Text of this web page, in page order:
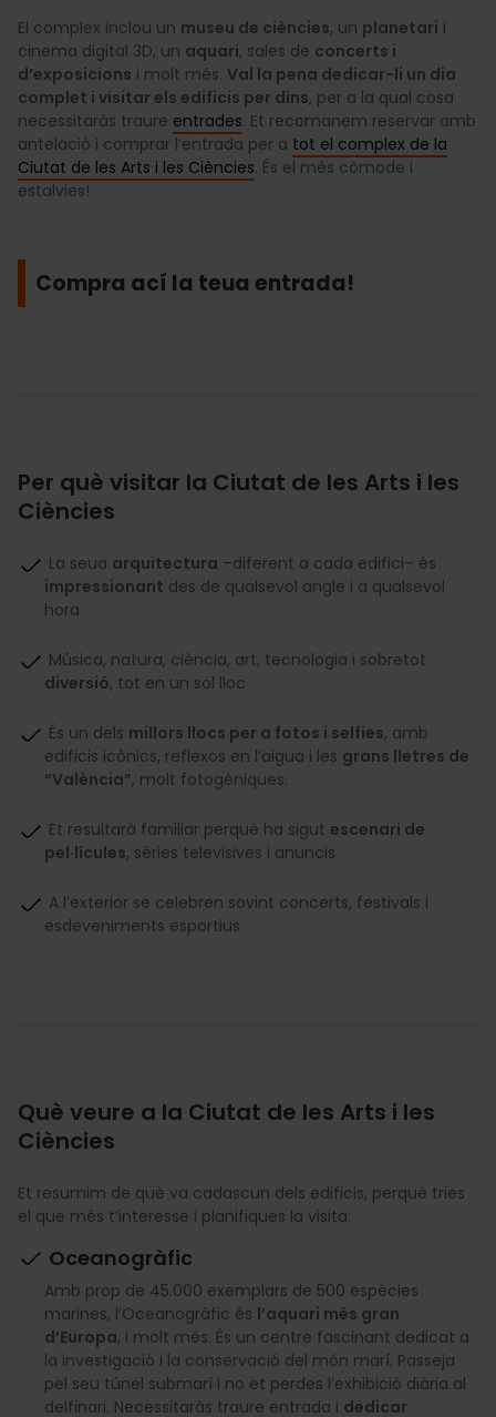
El complex inclou un museu de ciències, un planetari i
cinema digital 3D, un aquari, sales de concerts i
d’exposicions i molt més. Val la pena dedicar-li un dia
complet i visitar els edificis per dins, per a la qual cosa
necessitaràs traure entrades. Et recomanem reservar amb
antelació i comprar l’entrada per a tot el complex de la
Ciutat de les Arts i les Ciències. És el més còmode i
estalvies!
Compra ací la teua entrada!
Per què visitar la Ciutat de les Arts i les
Ciències
La seua arquitectura –diferent a cada edifici– és
impressionant des de qualsevol angle i a qualsevol
hora
Música, natura, ciència, art, tecnologia i sobretot
diversió, tot en un sol lloc
És un dels millors llocs per a fotos i selfies, amb
edificis icònics, reflexos en l’aigua i les grans lletres de
“València”, molt fotogèniques.
Et resultarà familiar perquè ha sigut escenari de
pel·lícules, sèries televisives i anuncis
A l’exterior se celebren sovint concerts, festivals i
esdeveniments esportius
Què veure a la Ciutat de les Arts i les
Ciències
Et resumim de què va cadascun dels edificis, perquè tries
el que més t’interesse i planifiques la visita:
Oceanogràfic
Amb prop de 45.000 exemplars de 500 espècies
marines, l’Oceanogràfic és l’aquari més gran
d’Europa, i molt més. És un centre fascinant dedicat a
la investigació i la conservació del món marí. Passeja
pel seu túnel submarí i no et perdes l’exhibició diària al
delfinari. Necessitaràs traure entrada i dedicar